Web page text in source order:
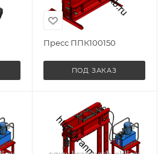
Пресс ППК100150
ПОД ЗАКАЗ